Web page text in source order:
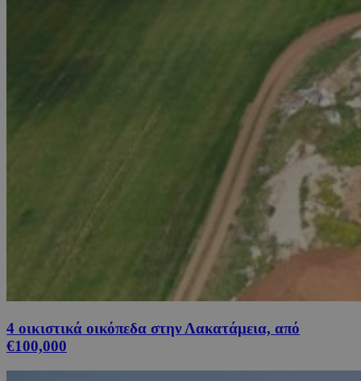
4 οικιστικά οικόπεδα στην Λακατάμεια, από
€100,000